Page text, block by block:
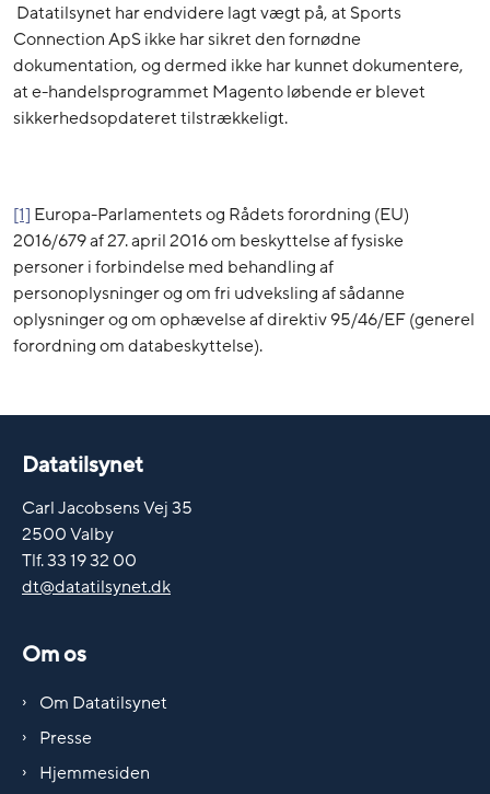
Datatilsynet har endvidere lagt vægt på, at Sports
Connection ApS ikke har sikret den fornødne
dokumentation, og dermed ikke har kunnet dokumentere,
at e-handelsprogrammet Magento løbende er blevet
sikkerhedsopdateret tilstrækkeligt.
[1] Europa-Parlamentets og Rådets forordning (EU)
2016/679 af 27. april 2016 om beskyttelse af fysiske
personer i forbindelse med behandling af
personoplysninger og om fri udveksling af sådanne
oplysninger og om ophævelse af direktiv 95/46/EF (generel
forordning om databeskyttelse).
Datatilsynet
Carl Jacobsens Vej 35
2500 Valby
Tlf. 33 19 32 00
dt@datatilsynet.dk
Om os
Om Datatilsynet
Presse
Hjemmesiden